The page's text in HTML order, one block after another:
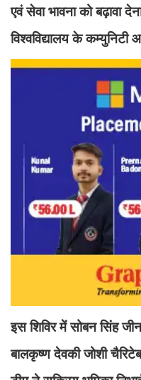
एवं सेवा भावना को बढ़ावा
विश्वविद्यालय के कम्युनिटी
इस शिविर में सोबन सिंह
बालकृष्ण देवकी जोशी